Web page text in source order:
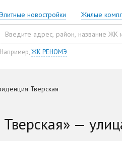
Элитные новостройки Жилые
Например,ЖК РЕНОМЭ
Тверская
—